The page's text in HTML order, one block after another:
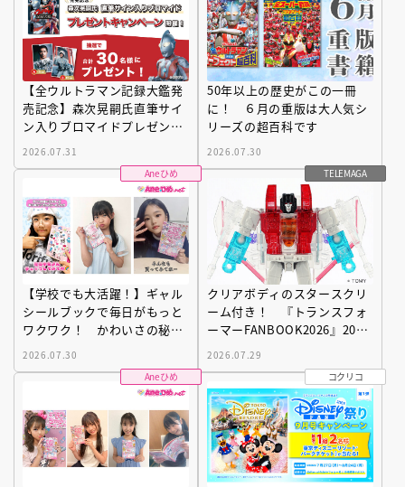
【全ウルトラマン記録大鑑発
売記念】森次晃嗣氏直筆サイ
ン入りブロマイドプレゼント
2026.07.31
50年以上の歴史がこの一冊
に！ ６月の重版は大人気シ
リーズの超百科です
2026.07.30
Aneひめ
【学校でも大活躍！】ギャル
シールブックで毎日がもっと
ワクワク！ かわいさの秘密
とは？
2026.07.30
TELEMAGA
クリアボディのスタースクリ
ーム付き！ 『トランスフォ
ーマーFANBOOK2026』2026
年７月31日発売！
2026.07.29
Aneひめ
コクリコ